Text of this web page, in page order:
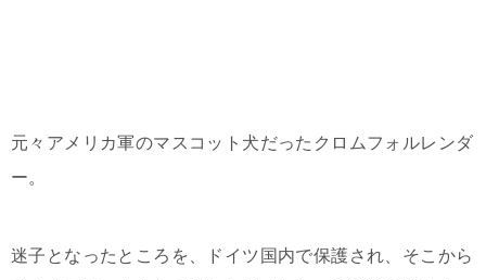
元々アメリカ軍のマスコット犬だったクロムフォルレンダ
ー。
迷子となったところを、ドイツ国内で保護され、そこから